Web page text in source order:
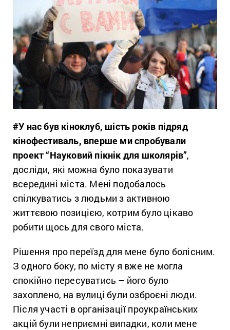
#У нас був кіноклуб, шість років підряд
кінофестиваль, вперше ми спробували
проект “Науковий пікнік для школярів”,
досліди, які можна було показувати
всередині міста. Мені подобалось
спілкуватись з людьми з активною
життєвою позицією, котрим було цікаво
робити щось для свого міста.
Рішення про переїзд для мене було болісним.
З одного боку, по місту я вже не могла
спокійно пересуватись – його було
захоплено, на вулиці були озброєні люди.
Після участі в організації проукраїнських
акцій були неприємні випадки, коли мене